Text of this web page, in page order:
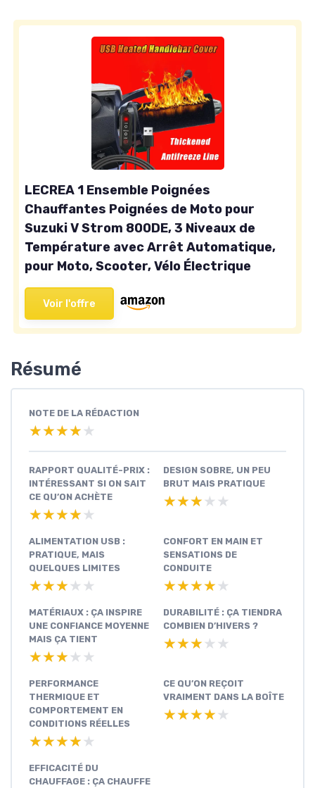
LECREA 1 Ensemble Poignées
Chauffantes Poignées de Moto pour
Suzuki V Strom 800DE, 3 Niveaux de
Température avec Arrêt Automatique,
pour Moto, Scooter, Vélo Électrique
Voir l'offre
Résumé
NOTE DE LA RÉDACTION
★★★★★
★★★★★
RAPPORT QUALITÉ-PRIX :
INTÉRESSANT SI ON SAIT
CE QU’ON ACHÈTE
★★★★★
★★★★★
DESIGN SOBRE, UN PEU
BRUT MAIS PRATIQUE
★★★★★
★★★★★
ALIMENTATION USB :
PRATIQUE, MAIS
QUELQUES LIMITES
★★★★★
★★★★★
CONFORT EN MAIN ET
SENSATIONS DE
CONDUITE
★★★★★
★★★★★
MATÉRIAUX : ÇA INSPIRE
UNE CONFIANCE MOYENNE
MAIS ÇA TIENT
★★★★★
★★★★★
DURABILITÉ : ÇA TIENDRA
COMBIEN D’HIVERS ?
★★★★★
★★★★★
PERFORMANCE
THERMIQUE ET
COMPORTEMENT EN
CONDITIONS RÉELLES
★★★★★
★★★★★
CE QU’ON REÇOIT
VRAIMENT DANS LA BOÎTE
★★★★★
★★★★★
EFFICACITÉ DU
CHAUFFAGE : ÇA CHAUFFE